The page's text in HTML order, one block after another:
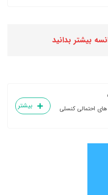
بیشتر بدانید
های احتمالی کنسلی
بیشتر